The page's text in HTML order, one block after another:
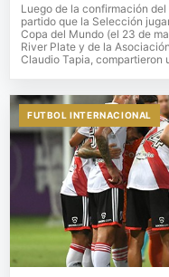
Luego de la confirmación
partido que la Selección
Copa del Mundo (el 23 de
River Plate y de la
Claudio Tapia, compartieron
FUTBOL INTERNACIONAL